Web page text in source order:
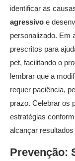
identificar as
agressivo e
personalizado. Em
prescritos para
pet, facilitando o
lembrar que a
requer paciência,
prazo. Celebrar os
estratégias
alcançar
Prevenção: